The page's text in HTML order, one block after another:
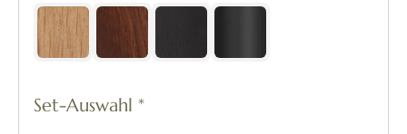
Set-Auswahl *